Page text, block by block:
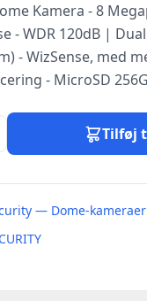
Kamera - 8
- WDR 120dB |
- WizSense, med
- MicroSD
Tilføj
— Dome-kameraer